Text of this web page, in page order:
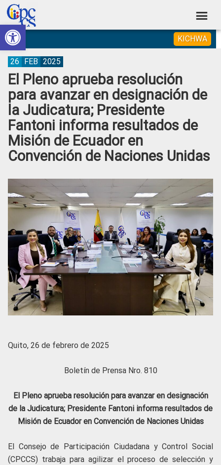
Abrir barra de herramientas
Skip
to
primary
navigation
Skip
to
main
content
Skip
to
primary
sidebar
Skip
to
footer
Consejo
de
Participación
Ciudadana
Control
Social
Construyendo
Poder
Ciudadano
KICHWA
El Pleno aprueba resolución
para avanzar en designación de
la Judicatura; Presidente
Fantoni informa resultados de
Misión de Ecuador en
Convención de Naciones Unidas
26 FEB 2025
Quito, 26 de febrero de 2025
Boletín de Prensa Nro. 810
El Pleno aprueba resolución para avanzar en designación
de la Judicatura; Presidente Fantoni informa resultados de
Misión de Ecuador en Convención de Naciones Unidas
El Consejo de Participación Ciudadana y Control Social
(CPCCS) trabaja para agilizar el proceso de selección y